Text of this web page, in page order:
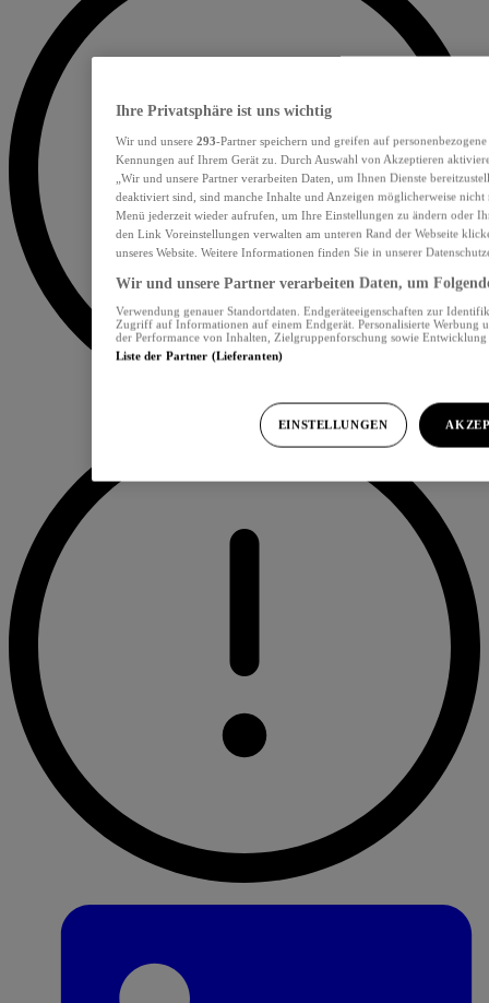
Ihre Privatsphäre ist uns wichtig
Wir und unsere 293-Partner speichern und greifen auf
Kennungen auf Ihrem Gerät zu. Durch Auswahl von Akzeptieren
„Wir und unsere Partner verarbeiten Daten, um Ihnen Dienste
deaktiviert sind, sind manche Inhalte und Anzeigen möglicherweise nicht
Menü jederzeit wieder aufrufen, um Ihre Einstellungen zu ändern oder
den Link Voreinstellungen verwalten am unteren Rand der Webseite
unseres Website. Weitere Informationen finden Sie in unserer
Wir und unsere Partner verarbeiten Daten, um
Verwendung genauer Standortdaten. Endgeräteeigenschaften zur
Zugriff auf Informationen auf einem Endgerät. Personalisierte Werbung
der Performance von Inhalten, Zielgruppenforschung sowie
Liste der Partner (Lieferanten)
EINSTELLUNGEN